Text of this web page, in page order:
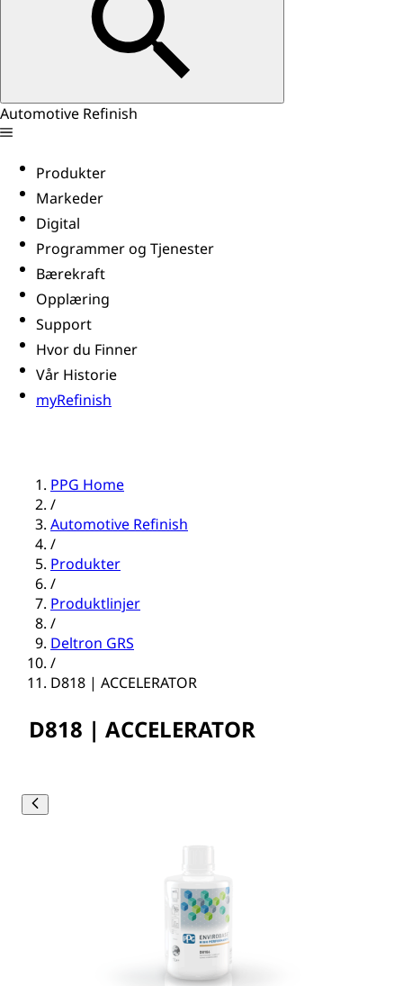
Automotive Refinish
Produkter
Markeder
Digital
Programmer og Tjenester
Bærekraft
Opplæring
Support
Hvor du Finner
Vår Historie
myRefinish
PPG Home
/
Automotive Refinish
/
Produkter
/
Produktlinjer
/
Deltron GRS
/
D818 | ACCELERATOR
D818 | ACCELERATOR